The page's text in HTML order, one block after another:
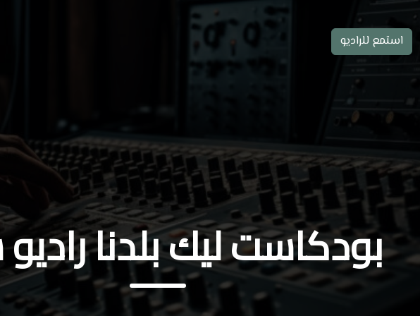
استمع للراديو
بودكاست ليك بلدنا